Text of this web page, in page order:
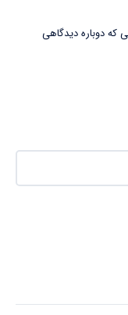
که دوباره دیدگاهی